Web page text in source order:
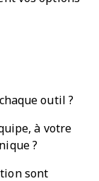
outil ?
à votre
?
sont